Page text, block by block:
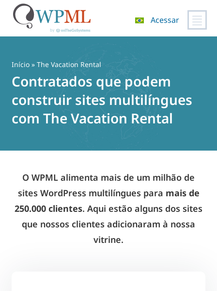
Acessar
Início » The Vacation Rental
Contratados que podem
construir sites multilíngues
com The Vacation Rental
O WPML alimenta mais de um milhão de
sites WordPress multilíngues para mais de
250.000 clientes. Aqui estão alguns dos sites
que nossos clientes adicionaram à nossa
vitrine.